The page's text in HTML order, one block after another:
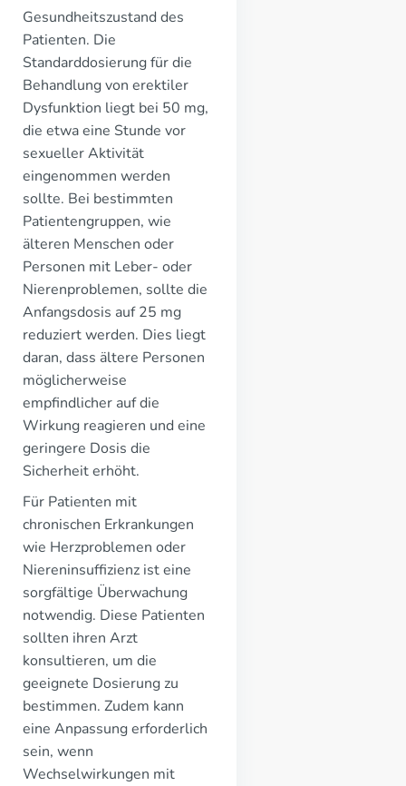
Gesundheitszustand des
Patienten. Die
Standarddosierung für die
Behandlung von erektiler
Dysfunktion liegt bei 50 mg,
die etwa eine Stunde vor
sexueller Aktivität
eingenommen werden
sollte. Bei bestimmten
Patientengruppen, wie
älteren Menschen oder
Personen mit Leber- oder
Nierenproblemen, sollte die
Anfangsdosis auf 25 mg
reduziert werden. Dies liegt
daran, dass ältere Personen
möglicherweise
empfindlicher auf die
Wirkung reagieren und eine
geringere Dosis die
Sicherheit erhöht.
Für Patienten mit
chronischen Erkrankungen
wie Herzproblemen oder
Niereninsuffizienz ist eine
sorgfältige Überwachung
notwendig. Diese Patienten
sollten ihren Arzt
konsultieren, um die
geeignete Dosierung zu
bestimmen. Zudem kann
eine Anpassung erforderlich
sein, wenn
Wechselwirkungen mit